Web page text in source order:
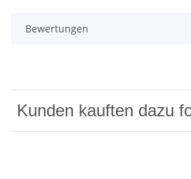
Bewertungen
Kunden kauften dazu